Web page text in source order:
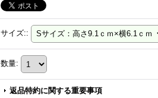
サイズ::
数量:
返品特約に関する重要事項